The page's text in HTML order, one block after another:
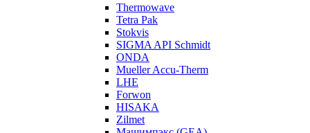
Thermowave
Tetra Pak
Stokvis
SIGMA API Schmidt
ONDA
Mueller Accu-Therm
LHE
Forwon
HISAKA
Zilmet